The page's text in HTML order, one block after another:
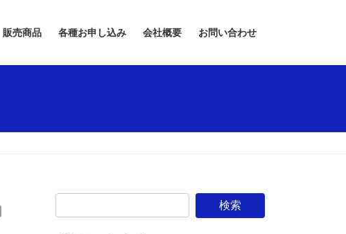
販売商品 各種お申し込み 会社概要 お問い合わせ